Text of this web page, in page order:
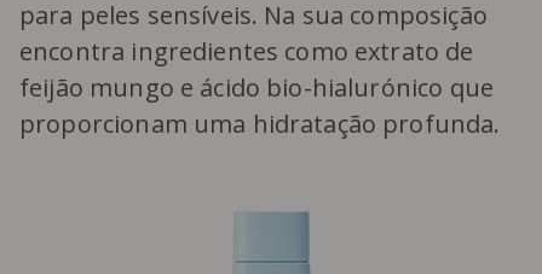
para peles sensíveis. Na sua composição
encontra ingredientes como extrato de
feijão mungo e ácido bio-hialurónico que
proporcionam uma hidratação profunda.